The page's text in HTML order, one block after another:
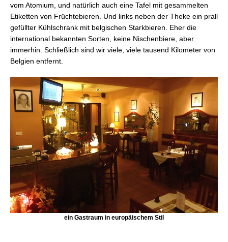
vom Atomium, und natürlich auch eine Tafel mit gesammelten
Etiketten von Früchtebieren. Und links neben der Theke ein prall
gefüllter Kühlschrank mit belgischen Starkbieren. Eher die
international bekannten Sorten, keine Nischenbiere, aber
immerhin. Schließlich sind wir viele, viele tausend Kilometer von
Belgien entfernt.
ein Gastraum in europäischem Stil